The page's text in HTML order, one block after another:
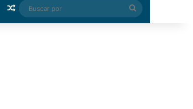
Random Article
Buscar
por